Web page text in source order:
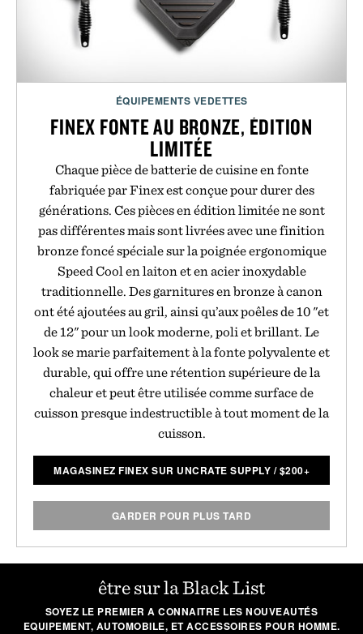
ÉQUIPEMENTS VEDETTES
FINEX FONTE AU BRONZE, ÉDITION
LIMITÉE
Chaque pièce de batterie de cuisine en fonte
fabriquée par Finex est conçue pour durer des
générations. Ces pièces en édition limitée ne sont
pas différentes mais sont livrées avec une finition
bronze foncé spéciale sur la poignée ergonomique
Speed Cool en laiton et en acier inoxydable
traditionnelle. Des garnitures en bronze à canon
ont été ajoutées au gril, ainsi qu’aux poêles de 10 "et
de 12" pour un look moderne, poli et brillant. Le
look se marie parfaitement à la fonte polyvalente et
durable, qui offre une rétention supérieure de la
chaleur et peut être utilisée comme surface de
cuisson presque indestructible à tout moment de la
cuisson.
MAGASINEZ FINEX SUR UNCRATE SUPPLY /$200+
GARDER POUR PLUS TARD
être sur la Black List
SOYEZ LE PREMIER A CONNAITRE LES NOUVEAUTÉS
EQUIPEMENT, AUTOMOBILE, ET ACCESSOIRES POUR HOMME.